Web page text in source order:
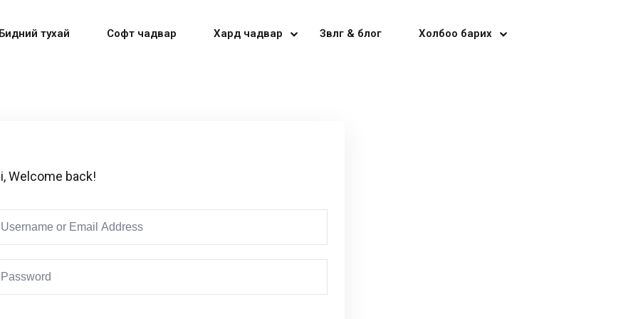
тухай Софт чадвар Хард чадвар Зөвлөгөө & блог Холбоо барих
Welcome back!
Don’t have an account?Sign up